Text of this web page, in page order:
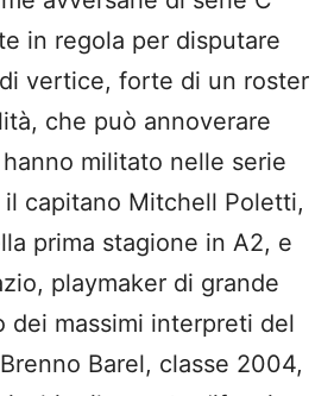
in regola per disputare
vertice, forte di un roster
che può annoverare
militato nelle serie
capitano Mitchell Poletti,
prima stagione in A2, e
playmaker di grande
dei massimi interpreti del
Barel, classe 2004,